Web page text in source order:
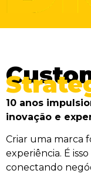
10 anos
inovação e
Criar uma marca
experiência. É
conectando